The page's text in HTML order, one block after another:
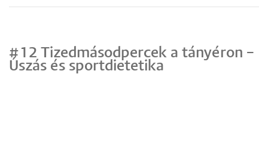
#12 Tizedmásodpercek a tányéron –
Úszás és sportdietetika